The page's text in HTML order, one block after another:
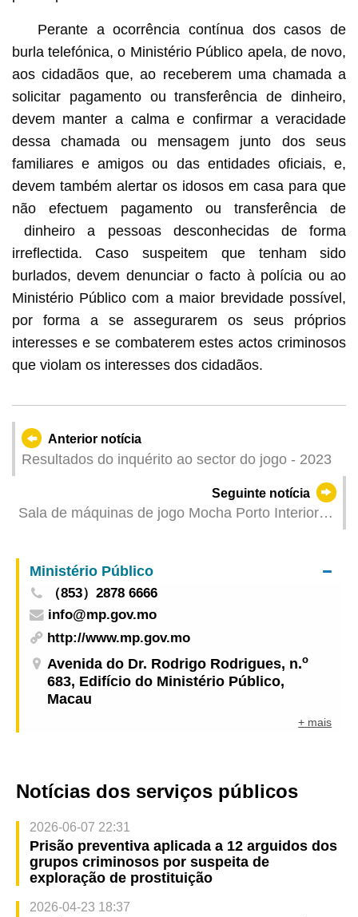
Perante a ocorrência contínua dos casos de
burla telefónica, o Ministério Público apela, de novo,
aos cidadãos que, ao receberem uma chamada a
solicitar pagamento ou transferência de dinheiro,
devem manter a calma e confirmar a veracidade
dessa chamada ou mensagem junto dos seus
familiares e amigos ou das entidades oficiais, e,
devem também alertar os idosos em casa para que
não efectuem pagamento ou transferência de
dinheiro a pessoas desconhecidas de forma
irreflectida. Caso suspeitem que tenham sido
burlados, devem denunciar o facto à polícia ou ao
Ministério Público com a maior brevidade possível,
por forma a se assegurarem os seus próprios
interesses e se combaterem estes actos criminosos
que violam os interesses dos cidadãos.
Anterior notícia
Resultados do inquérito ao sector do jogo - 2023
Seguinte notícia
Sala de máquinas de jogo Mocha Porto Interior
tempestade tropical
Ministério Público
（853）2878 6666
info@mp.gov.mo
http://www.mp.gov.mo
Avenida do Dr. Rodrigo Rodrigues, n.o
683, Edifício do Ministério Público,
Macau
+ mais
Notícias dos serviços públicos
2026-06-07 22:31
Prisão preventiva aplicada a 12 arguidos dos
grupos criminosos por suspeita de
exploração de prostituição
2026-04-23 18:37